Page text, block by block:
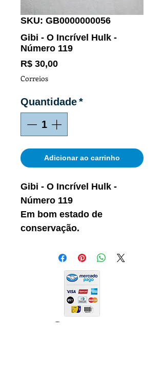
SKU: GB0000000056
Gibi - O Incrível Hulk -
Número 119
R$ 30,00Preço
Correios
Quantidade*
Adicionar ao carrinho
Gibi - O Incrível Hulk -
Número 119
Em bom estado de
conservação.